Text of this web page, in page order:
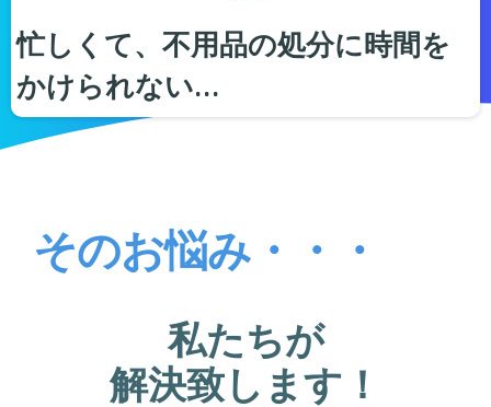
忙しくて、不用品の処分に時間を
かけられない…
そのお悩み・・・
私たちが
解決致します！